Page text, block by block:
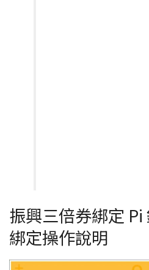
振興三倍券綁定
綁定操作說明